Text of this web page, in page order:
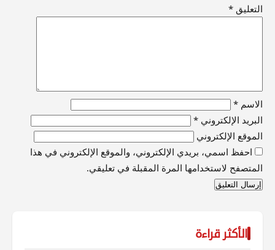
التعليق *
الاسم *
البريد الإلكتروني *
الموقع الإلكتروني
احفظ اسمي، بريدي الإلكتروني، والموقع الإلكتروني في هذا
المتصفح لاستخدامها المرة المقبلة في تعليقي.
الأكثر قراءة